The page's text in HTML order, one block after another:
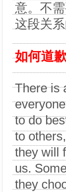
意。不
这段关
如何道
There is
to do
to
they will
us.
they